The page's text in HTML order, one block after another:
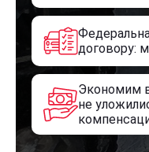
договору:
Экономим
не